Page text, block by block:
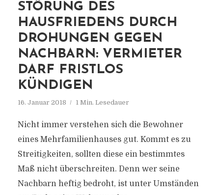
STÖRUNG DES
HAUSFRIEDENS DURCH
DROHUNGEN GEGEN
NACHBARN: VERMIETER
DARF FRISTLOS
KÜNDIGEN
16. Januar 2018 1 Min. Lesedauer
Nicht immer verstehen sich die Bewohner
eines Mehrfamilienhauses gut. Kommt es zu
Streitigkeiten, sollten diese ein bestimmtes
Maß nicht überschreiten. Denn wer seine
Nachbarn heftig bedroht, ist unter Umständen